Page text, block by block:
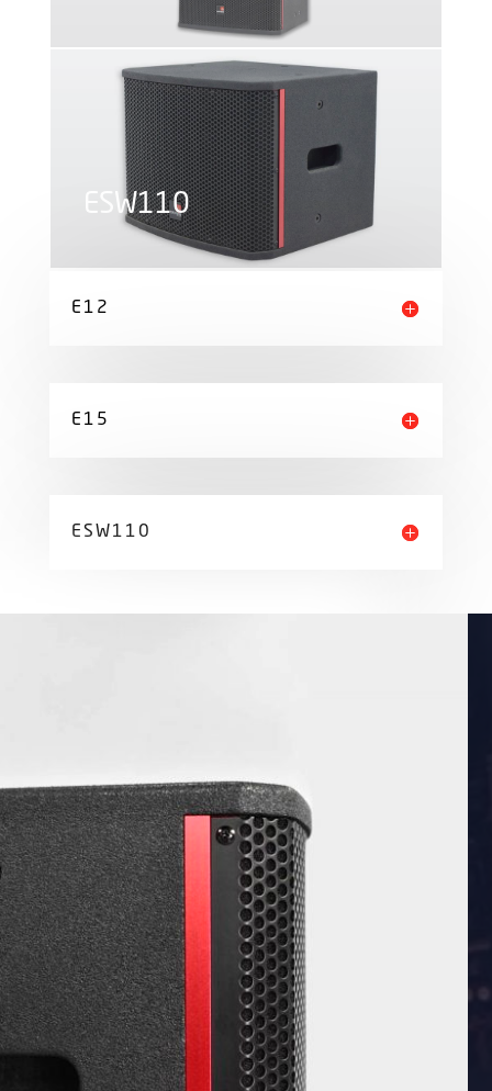
ESW110
E12
E15
ESW110